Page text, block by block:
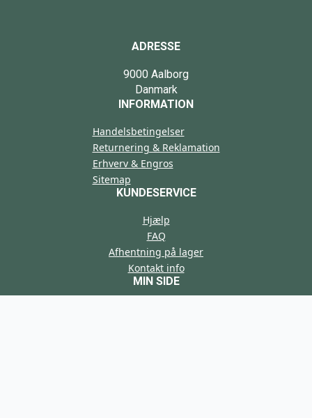
ADRESSE
9000 Aalborg
Danmark
INFORMATION
Handelsbetingelser
Returnering & Reklamation
Erhverv & Engros
Sitemap
KUNDESERVICE
Hjælp
FAQ
Afhentning på lager
Kontakt info
MIN SIDE